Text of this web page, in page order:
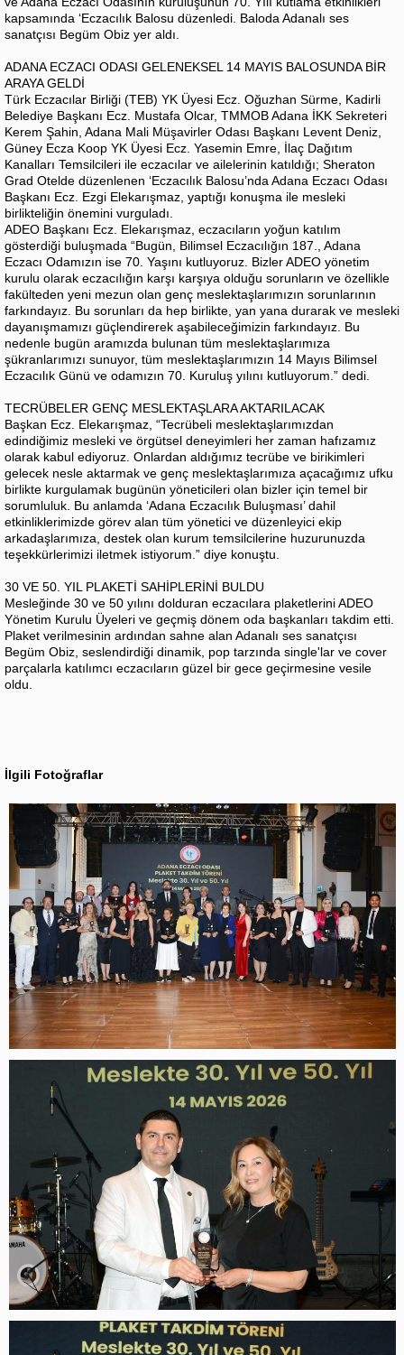
kapsamında ‘Eczacılık Balosu düzenledi. Baloda Adanalı ses
sanatçısı Begüm Obiz yer aldı.
ADANA ECZACI ODASI GELENEKSEL 14 MAYIS BALOSUNDA BİR
ARAYA GELDİ
Türk Eczacılar Birliği (TEB) YK Üyesi Ecz. Oğuzhan Sürme, Kadirli
Belediye Başkanı Ecz. Mustafa Olcar, TMMOB Adana İKK Sekreteri
Kerem Şahin, Adana Mali Müşavirler Odası Başkanı Levent Deniz,
Güney Ecza Koop YK Üyesi Ecz. Yasemin Emre, İlaç Dağıtım
Kanalları Temsilcileri ile eczacılar ve ailelerinin katıldığı; Sheraton
Grad Otelde düzenlenen ‘Eczacılık Balosu’nda Adana Eczacı Odası
Başkanı Ecz. Ezgi Elekarışmaz, yaptığı konuşma ile mesleki
birlikteliğin önemini vurguladı.
ADEO Başkanı Ecz. Elekarışmaz, eczacıların yoğun katılım
gösterdiği buluşmada “Bugün, Bilimsel Eczacılığın 187., Adana
Eczacı Odamızın ise 70. Yaşını kutluyoruz. Bizler ADEO yönetim
kurulu olarak eczacılığın karşı karşıya olduğu sorunların ve özellikle
fakülteden yeni mezun olan genç meslektaşlarımızın sorunlarının
farkındayız. Bu sorunları da hep birlikte, yan yana durarak ve mesleki
dayanışmamızı güçlendirerek aşabileceğimizin farkındayız. Bu
nedenle bugün aramızda bulunan tüm meslektaşlarımıza
şükranlarımızı sunuyor, tüm meslektaşlarımızın 14 Mayıs Bilimsel
Eczacılık Günü ve odamızın 70. Kuruluş yılını kutluyorum.” dedi.
TECRÜBELER GENÇ MESLEKTAŞLARA AKTARILACAK
Başkan Ecz. Elekarışmaz, “Tecrübeli meslektaşlarımızdan
edindiğimiz mesleki ve örgütsel deneyimleri her zaman hafızamız
olarak kabul ediyoruz. Onlardan aldığımız tecrübe ve birikimleri
gelecek nesle aktarmak ve genç meslektaşlarımıza açacağımız ufku
birlikte kurgulamak bugünün yöneticileri olan bizler için temel bir
sorumluluk. Bu anlamda ‘Adana Eczacılık Buluşması’ dahil
etkinliklerimizde görev alan tüm yönetici ve düzenleyici ekip
arkadaşlarımıza, destek olan kurum temsilcilerine huzurunuzda
teşekkürlerimizi iletmek istiyorum.” diye konuştu.
30 VE 50. YIL PLAKETİ SAHİPLERİNİ BULDU
Mesleğinde 30 ve 50 yılını dolduran eczacılara plaketlerini ADEO
Yönetim Kurulu Üyeleri ve geçmiş dönem oda başkanları takdim etti.
Plaket verilmesinin ardından sahne alan Adanalı ses sanatçısı
Begüm Obiz, seslendirdiği dinamik, pop tarzında single'lar ve cover
parçalarla katılımcı eczacıların güzel bir gece geçirmesine vesile
oldu.
İlgili Fotoğraflar